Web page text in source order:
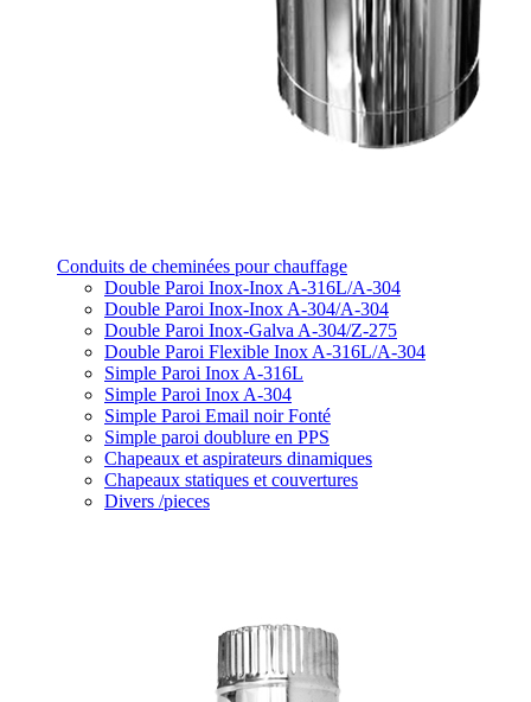
Conduits de cheminées pour chauffage
Double Paroi Inox-Inox A-316L/A-304
Double Paroi Inox-Inox A-304/A-304
Double Paroi Inox-Galva A-304/Z-275
Double Paroi Flexible Inox A-316L/A-304
Simple Paroi Inox A-316L
Simple Paroi Inox A-304
Simple Paroi Email noir Fonté
Simple paroi doublure en PPS
Chapeaux et aspirateurs dinamiques
Chapeaux statiques et couvertures
Divers /pieces